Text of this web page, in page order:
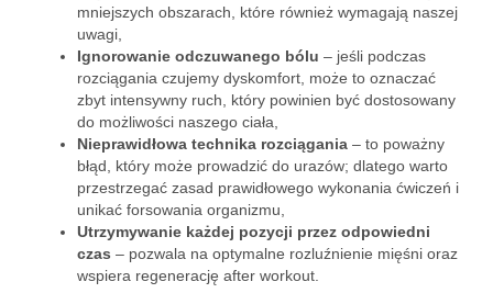
mniejszych obszarach, które również wymagają naszej
uwagi,
Ignorowanie odczuwanego bólu – jeśli podczas
rozciągania czujemy dyskomfort, może to oznaczać
zbyt intensywny ruch, który powinien być dostosowany
do możliwości naszego ciała,
Nieprawidłowa technika rozciągania – to poważny
błąd, który może prowadzić do urazów; dlatego warto
przestrzegać zasad prawidłowego wykonania ćwiczeń i
unikać forsowania organizmu,
Utrzymywanie każdej pozycji przez odpowiedni
czas – pozwala na optymalne rozluźnienie mięśni oraz
wspiera regenerację after workout.